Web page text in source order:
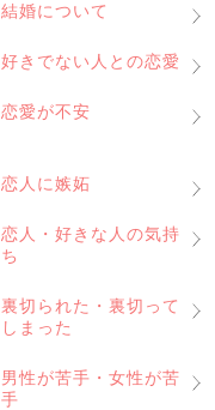
結婚について
好きでない人との恋愛
恋愛が不安
恋人に嫉妬
恋人・好きな人の気持
ち
裏切られた・裏切って
しまった
男性が苦手・女性が苦
手